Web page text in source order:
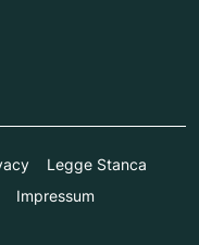
Legge Stanca
Impressum